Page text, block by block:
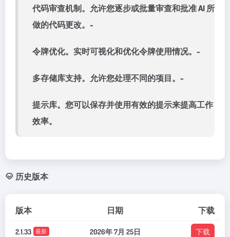
代码审查机制。允许您逐步或批量审查和批准 AI 所
做的代码更改。-
令牌优化。实时可视化和优化令牌使用情况。-
多存储库支持。允许您处理不同的项目。-
提示库。您可以保存并使用有效的提示来提高工作
效率。
历史版本
版本 日期 下载
2.1.33 最新 2026年 7月 25日 下载